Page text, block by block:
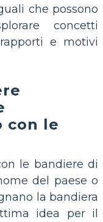
che possono
concetti
e motivi
con le
le bandiere di
del paese o
la bandiera
idea per il